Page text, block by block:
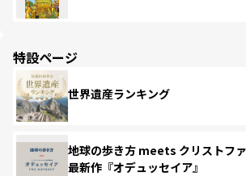
特設ページ
世界遺産ランキング
地球の歩き方 meets クリストフ
最新作『オデュッセイア』